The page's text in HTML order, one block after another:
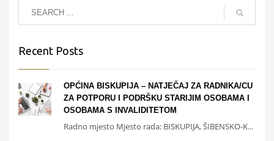
Recent Posts
OPĆINA BISKUPIJA – NATJEČAJ ZA RADNIKA/CU
ZA POTPORU I PODRŠKU STARIJIM OSOBAMA I
OSOBAMA S INVALIDITETOM
Radno mjesto Mjesto rada: BISKUPIJA, ŠIBENSKO-K...